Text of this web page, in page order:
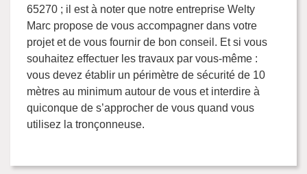
65270 ; il est à noter que notre entreprise Welty
Marc propose de vous accompagner dans votre
projet et de vous fournir de bon conseil. Et si vous
souhaitez effectuer les travaux par vous-même :
vous devez établir un périmètre de sécurité de 10
mètres au minimum autour de vous et interdire à
quiconque de s’approcher de vous quand vous
utilisez la tronçonneuse.